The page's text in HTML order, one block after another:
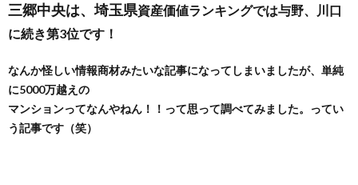
三郷中央は、埼玉県資産価値ランキングでは与野、川口
に続き第3位です！
なんか怪しい情報商材みたいな記事になってしまいましたが、単純
に5000万越えの
マンションってなんやねん！！って思って調べてみました。ってい
う記事です（笑）